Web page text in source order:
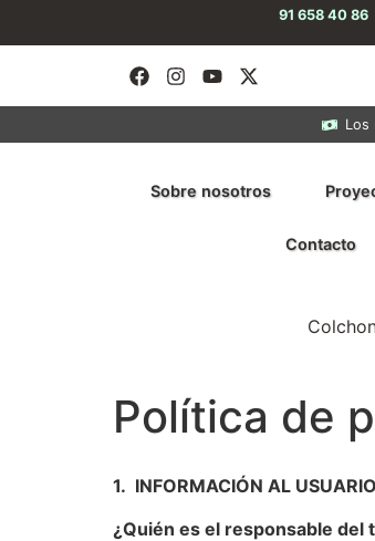
91 658 40 86
Los
Sobre nosotros
Contacto
Política de
1. INFORMACIÓN AL USUARIO
¿Quién es el responsable